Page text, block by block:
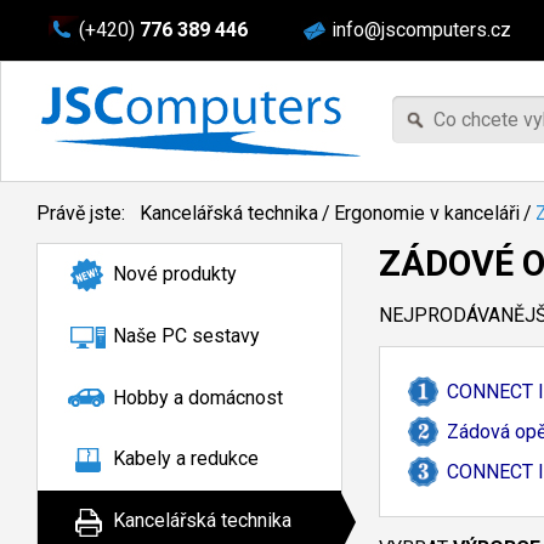
(+420) 776 389 446 info@jscomputers.cz
Právě jste: Kancelářská technika/ Ergonomie v kanceláři/
Nové produkty
Naše PC sestavy
Hobby a domácnost
Kabely a redukce
Kancelářská technika
ZÁDOVÉ
Zádová
CONNECT